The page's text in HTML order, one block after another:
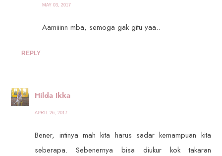
MAY 03, 2017
Aamiiinn mba, semoga gak gitu yaa..
REPLY
Hilda Ikka
APRIL 26, 2017
Bener, intinya mah kita harus sadar kemampuan kita
seberapa. Sebenernya bisa diukur kok takaran